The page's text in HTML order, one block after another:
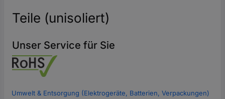
Teile (unisoliert)
Unser Service für Sie
Umwelt & Entsorgung (Elektrogeräte, Batterien, Verpackungen)